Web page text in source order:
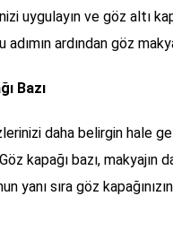
uygulayın ve göz altı
adımın ardından göz
Bazı
daha belirgin hale
kapağı bazı, makyajın
yanı sıra göz